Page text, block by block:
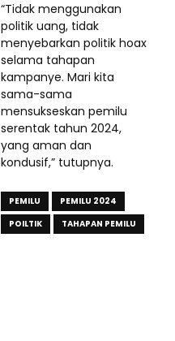
“Tidak menggunakan
politik uang, tidak
menyebarkan politik hoax
selama tahapan
kampanye. Mari kita
sama-sama
mensukseskan pemilu
serentak tahun 2024,
yang aman dan
kondusif,” tutupnya.
PEMILU
PEMILU 2024
POILTIK
TAHAPAN PEMILU